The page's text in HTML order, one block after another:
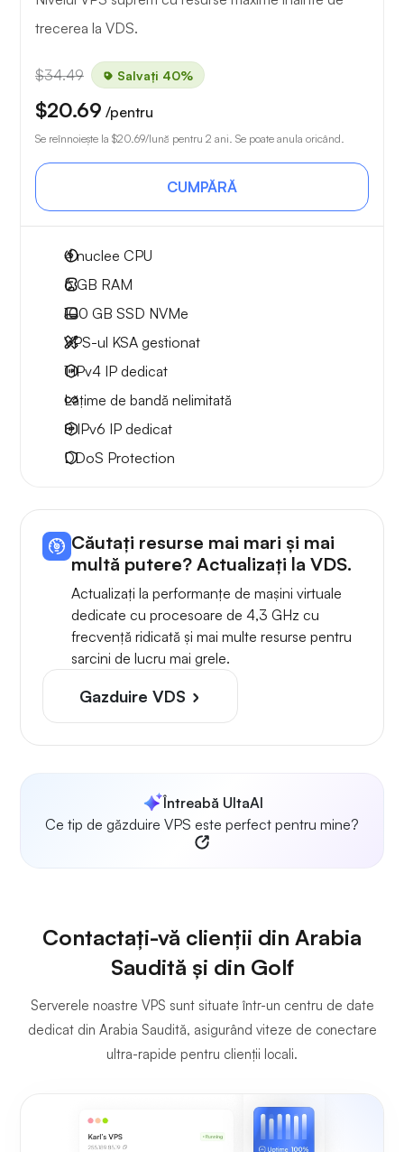
trecerea la VDS.
$34.49 Salvați 40%
$20.69 /pentru
Se reînnoiește la $20.69/lună pentru 2 ani. Se poate anula oricând.
CUMPĂRĂ
4nuclee CPU
6 GB RAM
100 GB SSD NVMe
VPS-ul KSA gestionat
1 IPv4 IP dedicat
Lățime de bandă nelimitată
8 IPv6 IP dedicat
DDoS Protection
Căutați resurse mai mari și mai
multă putere? Actualizați la VDS.
Actualizați la performanțe de mașini virtuale
dedicate cu procesoare de 4,3 GHz cu
frecvență ridicată și mai multe resurse pentru
sarcini de lucru mai grele.
Gazduire VDS
Întreabă UltaAI
Ce tip de găzduire VPS este perfect pentru mine?
Contactați-vă clienții din Arabia
Saudită și din Golf
Serverele noastre VPS sunt situate într-un centru de date
dedicat din Arabia Saudită, asigurând viteze de conectare
ultra-rapide pentru clienții locali.